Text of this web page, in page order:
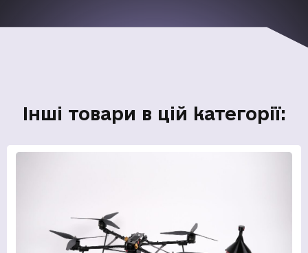
Інші товари в цій категорії: